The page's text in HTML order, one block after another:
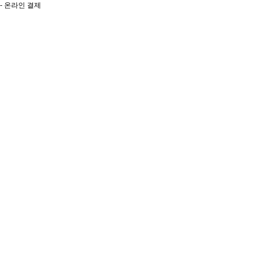
- 온라인 결제